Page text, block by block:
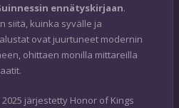
ennätyskirjaan.
siitä, kuinka syvälle ja
ovat juurtuneet modernin
ohittaen monilla mittareilla
järjestetty Honor of Kings